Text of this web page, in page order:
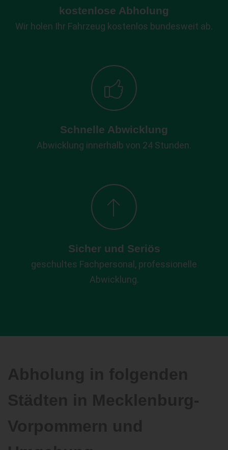
kostenlose Abholung
Wir holen Ihr Fahrzeug kostenlos bundesweit ab.
Schnelle Abwicklung
Abwicklung innerhalb von 24 Stunden.
Sicher und Seriös
geschultes Fachpersonal, professionelle
Abwicklung.